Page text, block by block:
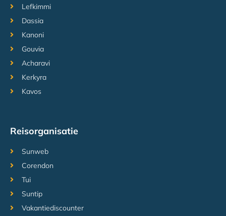
Lefkimmi
Dassia
Kanoni
Gouvia
Acharavi
Kerkyra
Kavos
Reisorganisatie
Sunweb
Corendon
Tui
Suntip
Vakantiediscounter